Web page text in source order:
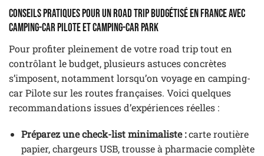
Conseils pratiques pour un road trip budgétisé en France avec
camping-car Pilote et Camping-Car Park
Pour profiter pleinement de votre road trip tout en
contrôlant le budget, plusieurs astuces concrètes
s’imposent, notamment lorsqu’on voyage en camping-
car Pilote sur les routes françaises. Voici quelques
recommandations issues d’expériences réelles :
Préparez une check-list minimaliste :carte routière
papier, chargeurs USB, trousse à pharmacie complète